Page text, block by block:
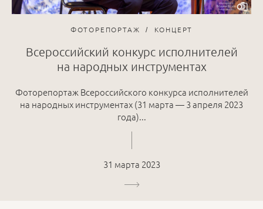
ФОТОРЕПОРТАЖ КОНЦЕРТ
Всероссийский конкурс исполнителей
на народных инструментах
Фоторепортаж Всероссийского конкурса исполнителей
на народных инструментах (31 марта — 3 апреля 2023
года)...
31 марта 2023